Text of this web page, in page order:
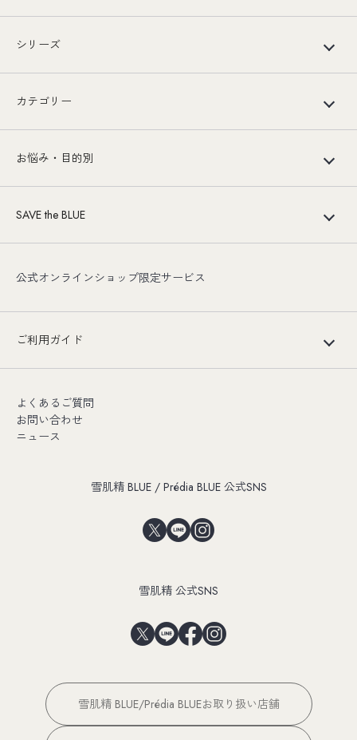
シリーズ
カテゴリー
お悩み・目的別
SAVE the BLUE
公式オンラインショップ限定サービス
ご利用ガイド
よくあるご質問
お問い合わせ
ニュース
雪肌精 BLUE / Prédia BLUE 公式SNS
雪肌精 公式SNS
雪肌精 BLUE/Prédia BLUEお取り扱い店舗